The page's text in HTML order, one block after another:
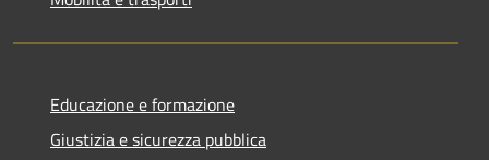
Educazione e formazione
Giustizia e sicurezza pubblica